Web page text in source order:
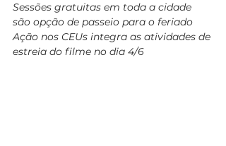
Sessões gratuitas em toda a cidade
são opção de passeio para o feriado
Ação nos CEUs integra as atividades de
estreia do filme no dia 4/6